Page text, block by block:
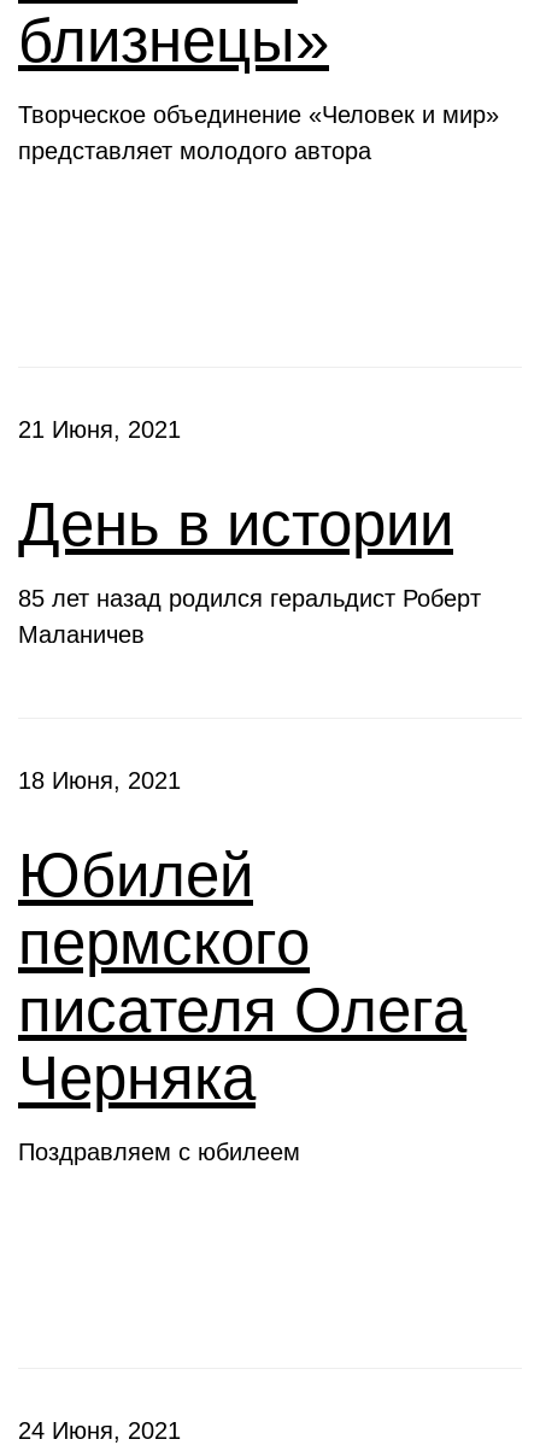
близнецы»
Творческое объединение «Человек и мир»
представляет молодого автора
21 Июня, 2021
День в истории
85 лет назад родился геральдист Роберт
Маланичев
18 Июня, 2021
Юбилей
пермского
писателя Олега
Черняка
Поздравляем с юбилеем
24 Июня, 2021